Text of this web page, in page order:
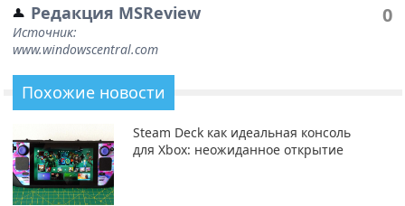
Редакция MSReview
Источник:
www.windowscentral.com
0
Похожие новости
Steam Deck как идеальная консоль
для Xbox: неожиданное открытие